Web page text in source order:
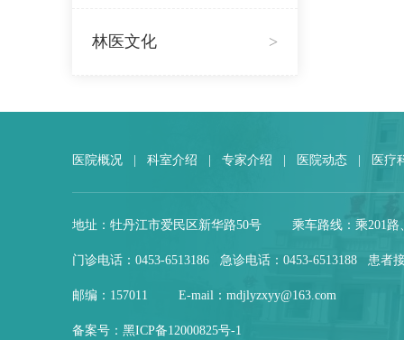
林医文化 >
医院概况 科室介绍 专家介绍 医院动态 医疗
地址：牡丹江市爱民区新华路50号 乘车路线：乘201
门诊电话：0453-6513186 急诊电话：0453-6513188 患者
邮编：157011 E-mail：mdjlyzxyy@163.com
备案号： 黑ICP备12000825号-1